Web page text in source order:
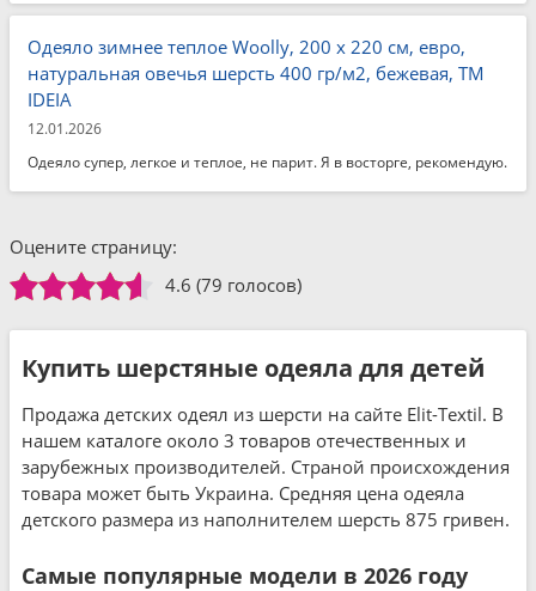
Одеяло зимнее теплое Woolly, 200 x 220 см, евро,
натуральная овечья шерсть 400 гр/м2, бежевая, ТМ
IDEIA
12.01.2026
Одеяло супер, легкое и теплое, не парит. Я в восторге, рекомендую.
Оцените страницу:
4.6 (79 голосов)
Купить шерстяные одеяла для детей
Продажа детских одеял из шерсти на сайте Elit-Textil. В
нашем каталоге около 3 товаров отечественных и
зарубежных производителей. Страной происхождения
товара может быть Украина. Средняя цена одеяла
детского размера из наполнителем шерсть 875 гривен.
Самые популярные модели в 2026 году